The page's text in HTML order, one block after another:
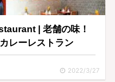
| 老舗の味！
レーレストラン
2022/3/27